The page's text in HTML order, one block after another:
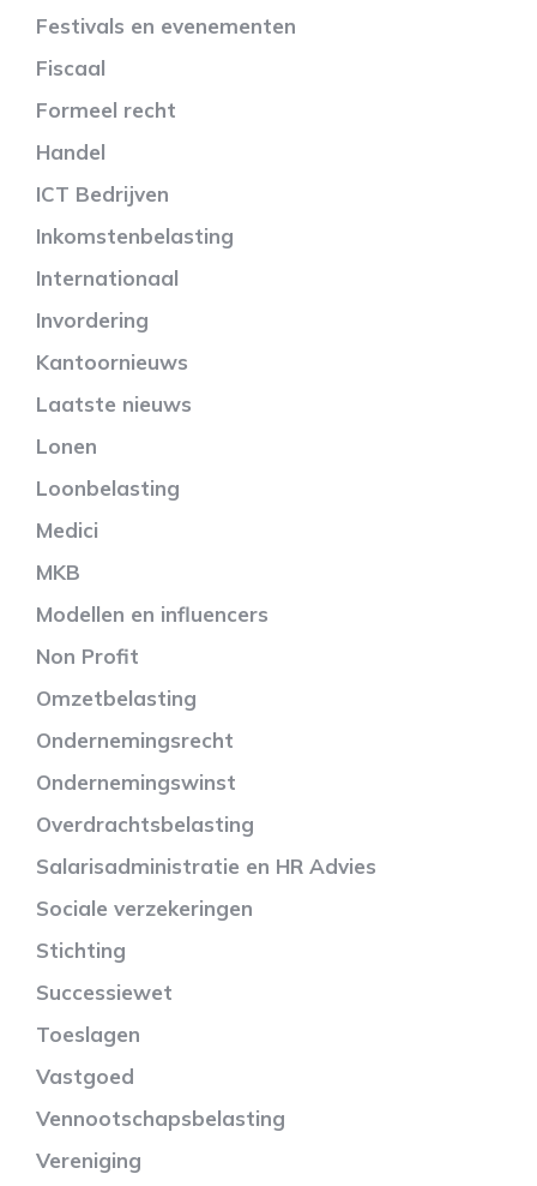
Festivals en evenementen
Fiscaal
Formeel recht
Handel
ICT Bedrijven
Inkomstenbelasting
Internationaal
Invordering
Kantoornieuws
Laatste nieuws
Lonen
Loonbelasting
Medici
MKB
Modellen en influencers
Non Profit
Omzetbelasting
Ondernemingsrecht
Ondernemingswinst
Overdrachtsbelasting
Salarisadministratie en HR Advies
Sociale verzekeringen
Stichting
Successiewet
Toeslagen
Vastgoed
Vennootschapsbelasting
Vereniging